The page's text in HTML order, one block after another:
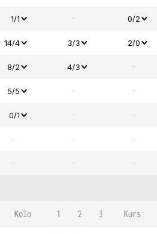
1/1 - 0/2
14/4 3/3 2/0
8/2 4/3 -
5/5 - -
0/1 - -
- - -
- - -
Kolo 1 2 3 Kurs